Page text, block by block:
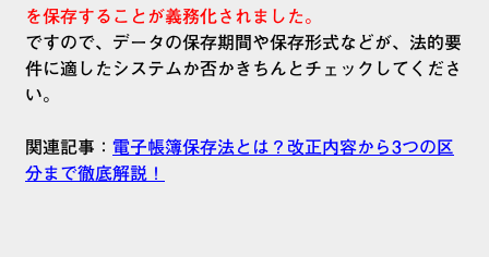
を保存することが義務化されました。
ですので、データの保存期間や保存形式などが、法的要
件に適したシステムか否かきちんとチェックしてくださ
い。
関連記事： 電子帳簿保存法とは？改正内容から3つの区
分まで徹底解説！